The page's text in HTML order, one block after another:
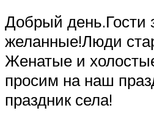
Добрый день.Гости
желанные!Люди
Женатые и
просим на наш
праздник села!